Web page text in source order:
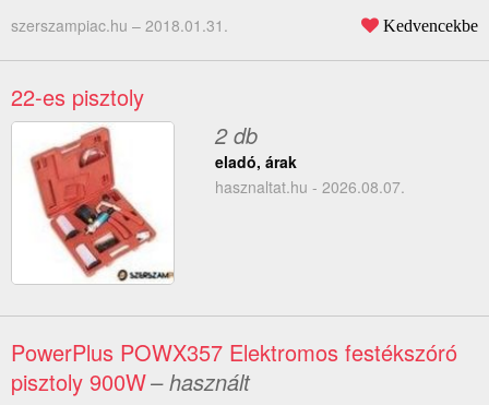
szerszampiac.hu – 2018.01.31. Kedvencekbe
22-es pisztoly
2 db
eladó, árak
hasznaltat.hu - 2026.08.07.
PowerPlus POWX357 Elektromos festékszóró
pisztoly 900W– használt